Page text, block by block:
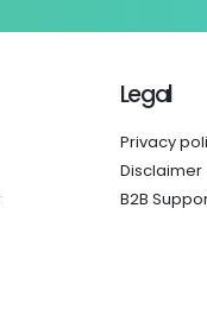
Legal
Privacy
Disclaimer
B2B